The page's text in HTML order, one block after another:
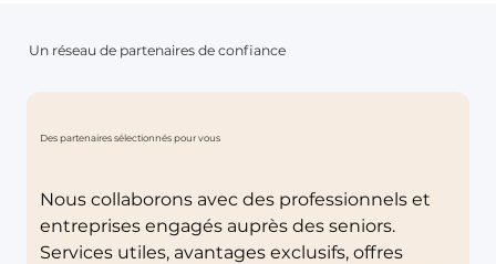
Un réseau de partenaires de confiance
Des partenaires sélectionnés pour vous
Nous collaborons avec des professionnels et
entreprises engagés auprès des seniors.
Services utiles, avantages exclusifs, offres